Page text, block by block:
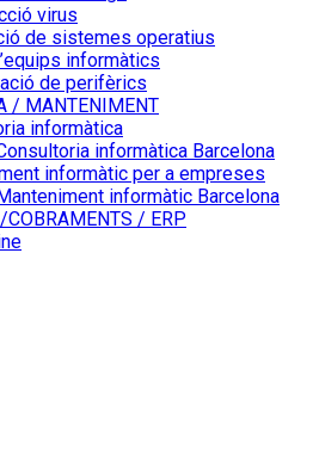
virus
de sistemes operatius
informàtics
de perifèrics
/ MANTENIMENT
informàtica
informàtica Barcelona
informàtic per a empreses
informàtic Barcelona
COBRAMENTS / ERP